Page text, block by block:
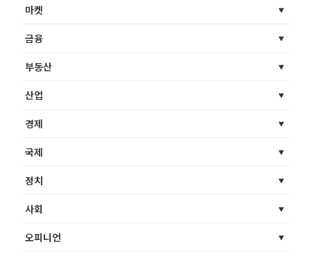
마켓
금융
부동산
산업
경제
국제
정치
사회
오피니언